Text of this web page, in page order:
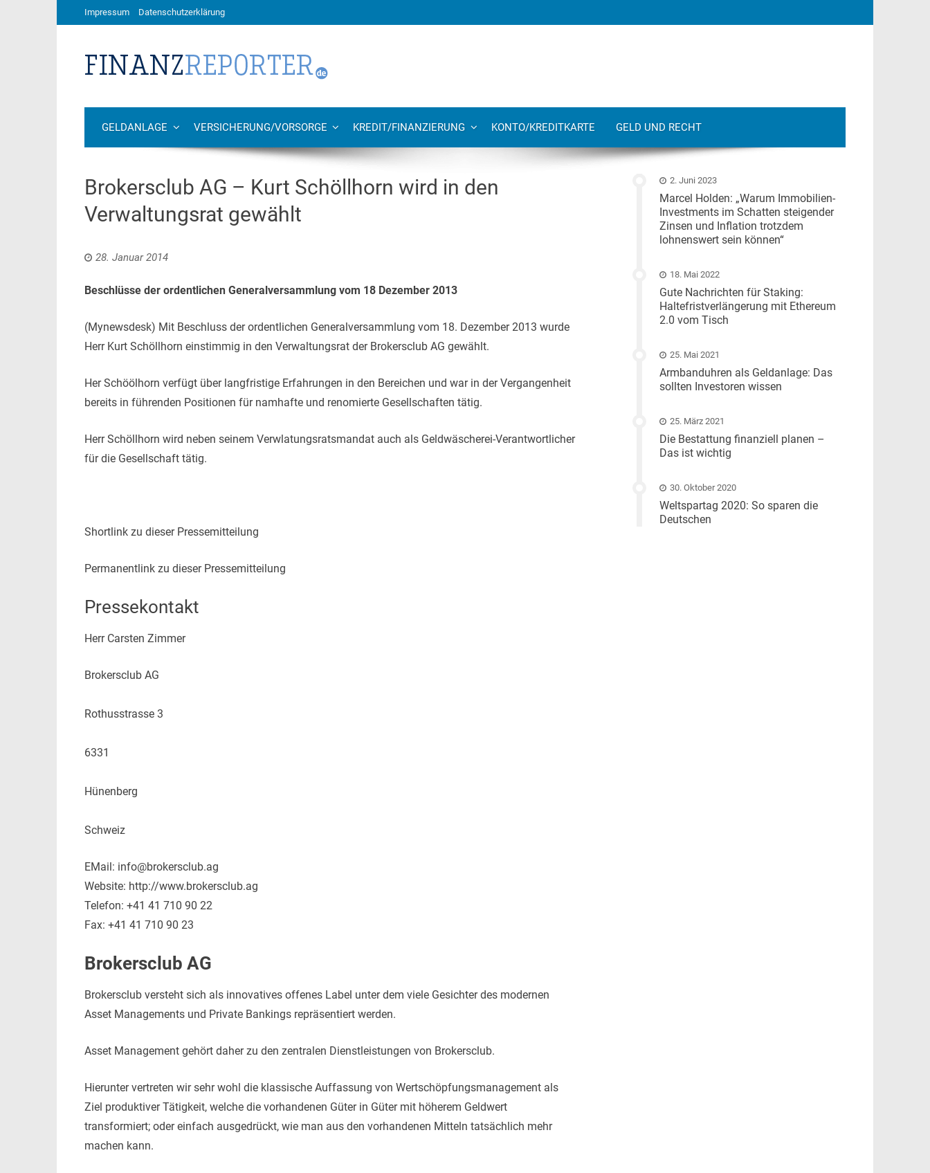
Impressum Datenschutzerklärung
GELDANLAGE VERSICHERUNG/VORSORGE KREDIT/FINANZIERUNG KONTO/KREDITKARTE GELD UND RECHT
Brokersclub AG – Kurt Schöllhorn wird in den
Verwaltungsrat gewählt
28. Januar 2014
Beschlüsse der ordentlichen Generalversammlung vom 18 Dezember 2013
(Mynewsdesk) Mit Beschluss der ordentlichen Generalversammlung vom 18. Dezember 2013 wurde
Herr Kurt Schöllhorn einstimmig in den Verwaltungsrat der Brokersclub AG gewählt.
Her Schöölhorn verfügt über langfristige Erfahrungen in den Bereichen und war in der Vergangenheit
bereits in führenden Positionen für namhafte und renomierte Gesellschaften tätig.
Herr Schöllhorn wird neben seinem Verwlatungsratsmandat auch als Geldwäscherei-Verantwortlicher
für die Gesellschaft tätig.
Shortlink zu dieser Pressemitteilung
Permanentlink zu dieser Pressemitteilung
Pressekontakt
Herr Carsten Zimmer
Brokersclub AG
Rothusstrasse 3
6331
Hünenberg
Schweiz
EMail: info@brokersclub.ag
Website: http://www.brokersclub.ag
Telefon: +41 41 710 90 22
Fax: +41 41 710 90 23
Brokersclub AG
Brokersclub versteht sich als innovatives offenes Label unter dem viele Gesichter des modernen
Asset Managements und Private Bankings repräsentiert werden.
Asset Management gehört daher zu den zentralen Dienstleistungen von Brokersclub.
Hierunter vertreten wir sehr wohl die klassische Auffassung von Wertschöpfungsmanagement als
Ziel produktiver Tätigkeit, welche die vorhandenen Güter in Güter mit höherem Geldwert
transformiert; oder einfach ausgedrückt, wie man aus den vorhandenen Mitteln tatsächlich mehr
machen kann.
2. Juni 2023
Marcel Holden: „Warum Immobilien-
Investments im Schatten steigender
Zinsen und Inflation trotzdem
lohnenswert sein können“
18. Mai 2022
Gute Nachrichten für Staking:
Haltefristverlängerung mit Ethereum
2.0 vom Tisch
25. Mai 2021
Armbanduhren als Geldanlage: Das
sollten Investoren wissen
25. März 2021
Die Bestattung finanziell planen –
Das ist wichtig
30. Oktober 2020
Weltspartag 2020: So sparen die
Deutschen